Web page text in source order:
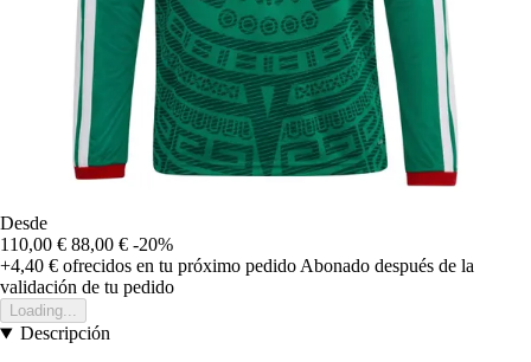
Desde
110,00 € 88,00 € -20%
+4,40 € ofrecidos en tu próximo pedido Abonado después de la
validación de tu pedido
Loading...
Descripción